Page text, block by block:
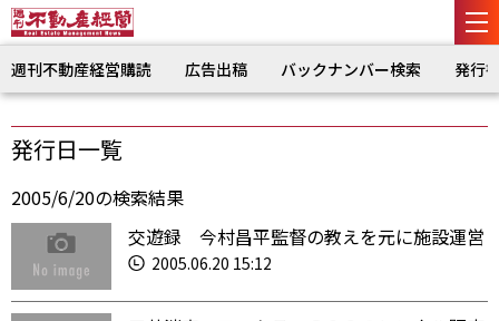
週刊不動産経営購読 広告出稿 バックナンバー検索 発行
発行日一覧
2005/6/20の検索結果
交遊録 今村昌平監督の教えを元に施設運営
2005.06.20 15:12